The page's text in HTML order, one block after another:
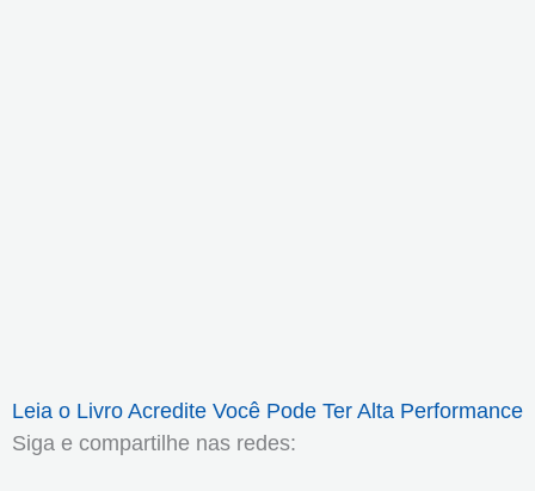
Leia o Livro Acredite Você Pode Ter Alta Performance
Siga e compartilhe nas redes: